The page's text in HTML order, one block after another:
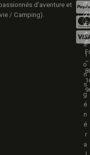
d’aventure et
/ Camping).
C
o
n
d
it
i
o
n
s
g
é
n
é
r
a
–
–